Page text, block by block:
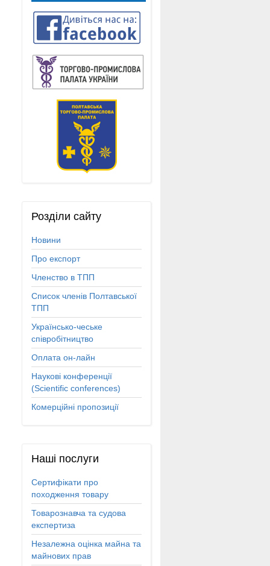
Розділи сайту
Новини
Про експорт
Членство в ТПП
Список членів Полтавської
ТПП
Українсько-чеське
співробітництво
Оплата он-лайн
Наукові конференції
(Scientific conferences)
Комерційні пропозиції
Наші послуги
Сертифікати про
походження товару
Товарознавча та судова
експертиза
Незалежна оцінка майна та
майнових прав